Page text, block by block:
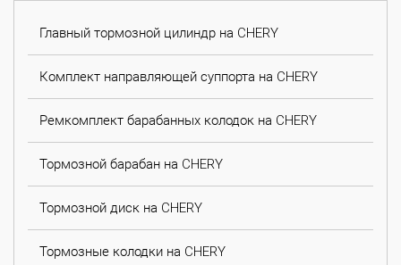
Главный тормозной цилиндр на CHERY
Комплект направляющей суппорта на CHERY
Ремкомплект барабанных колодок на CHERY
Тормозной барабан на CHERY
Тормозной диск на CHERY
Тормозные колодки на CHERY